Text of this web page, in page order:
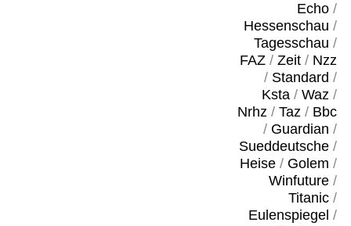
Echo/
Hessenschau /
Tagesschau /
FAZ/ Zeit/ Nzz
/ Standard /
Ksta/ Waz/
Nrhz/ Taz/ Bbc
/ Guardian /
Sueddeutsche/
Heise/ Golem /
Winfuture/
Titanic/
Eulenspiegel /